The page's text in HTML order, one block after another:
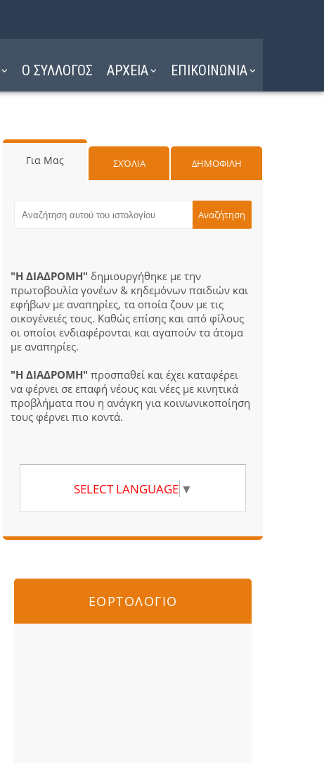
Ο ΣΥΛΛΟΓΟΣ ΑΡΧΕΙΑ ΕΠΙΚΟΙΝΩΝΙΑ
Για Μας ΣΧΌΛΙΑ ΔΗΜΟΦΙΛΗ
"Η ΔΙΑΔΡΟΜΗ" δημιουργήθηκε με την
πρωτοβουλία γονέων & κηδεμόνων παιδιών και
εφήβων με αναπηρίες, τα οποία ζουν με τις
οικογένειές τους. Καθώς επίσης και από φίλους
οι οποίοι ενδιαφέρονται και αγαπούν τα άτομα
με αναπηρίες.
"Η ΔΙΑΔΡΟΜΗ" προσπαθεί και έχει καταφέρει
να φέρνει σε επαφή νέους και νέες με κινητικά
προβλήματα που η ανάγκη για κοινωνικοποίηση
τους φέρνει πιο κοντά.
SELECT LANGUAGE ▼
ΕΟΡΤΟΛΟΓΙΟ